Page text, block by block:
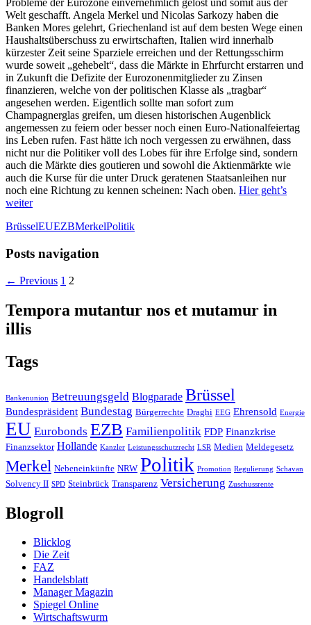
Probleme der Eurozone einvernehmlich gelöst und somit aus der
Welt geschafft. Angela Merkel und Nicolas Sarkozy haben die
Banken Mores gelehrt, Griechenland ist auf dem besten Wege einen
Haushaltsüberschuss zu erwirtschaften, Italien wird innerhalb
kürzester Zeit seine Sparziele erreichen und der Rettungsschirm
wurde soweit „gehebelt“, dass die Märkte in Ehrfurcht erstarren und
in Zukunft die Defizite der Eurozonenmitglieder zu Zinsen
finanzieren, welche von der politischen Klasse als „tragbar“
angesehen werden. Eigentlich sollte man sofort zum
Champagnerglas greifen, um diesen historischen Augenblick
angemessen zu feiern oder besser noch einen Euro-Nationalfeiertag
ins Leben rufen. Fast hätte ich noch vergessen zu erwähnen, dass
nicht nur die Politiker voll des Lobes für ihre Erfolge sind, sondern
auch die Märkte dies goutieren und sowohl die Aktienmärkte wie
auch die Kurse für die unter Druck geratenen Staatsanleihen nur
noch eine Richtung zu kennen scheinen: Nach oben. Hier geht’s
weiter
BrüsselEUEZBMerkelPolitik
Posts navigation
← Previous 1 2
Tempora mutantur nos et mutamur in
illis
Tags
Bankenunion Betreuungsgeld Blogparade Brüssel
Bundespräsident Bundestag Bürgerrechte Draghi EEG Ehrensold Energie
EU Eurobonds EZB Familienpolitik FDP Finanzkrise
Finanzsektor Hollande Kanzler Leistungsschutzrecht LSR Medien Meldegesetz
Merkel Nebeneinkünfte NRW Politik Promotion Regulierung Schavan
Solvency II SPD Steinbrück Transparenz Versicherung Zuschussrente
Blogroll
Blicklog
Die Zeit
FAZ
Handelsblatt
Manager Magazin
Spiegel Online
Wirtschaftswurm